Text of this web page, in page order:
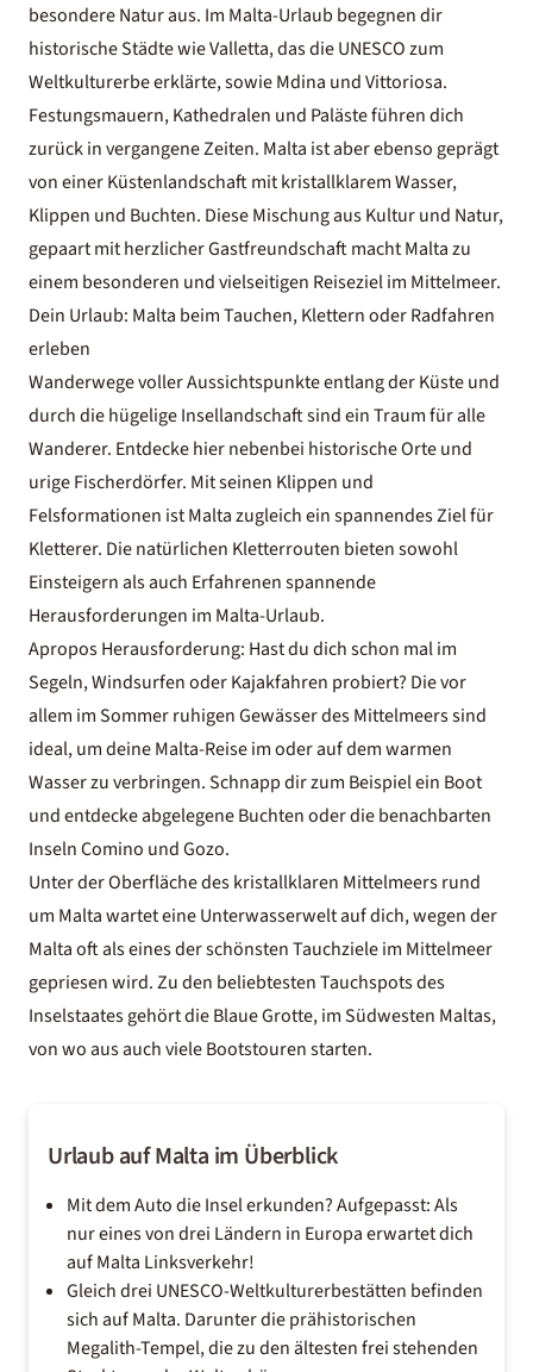
besondere Natur aus. Im Malta-Urlaub begegnen dir
historische Städte wie Valletta, das die UNESCO zum
Weltkulturerbe erklärte, sowie Mdina und Vittoriosa.
Festungsmauern, Kathedralen und Paläste führen dich
zurück in vergangene Zeiten. Malta ist aber ebenso geprägt
von einer Küstenlandschaft mit kristallklarem Wasser,
Klippen und Buchten. Diese Mischung aus Kultur und Natur,
gepaart mit herzlicher Gastfreundschaft macht Malta zu
einem besonderen und vielseitigen Reiseziel im Mittelmeer.
Dein Urlaub: Malta beim Tauchen, Klettern oder Radfahren
erleben
Wanderwege voller Aussichtspunkte entlang der Küste und
durch die hügelige Insellandschaft sind ein Traum für alle
Wanderer. Entdecke hier nebenbei historische Orte und
urige Fischerdörfer. Mit seinen Klippen und
Felsformationen ist Malta zugleich ein spannendes Ziel für
Kletterer. Die natürlichen Kletterrouten bieten sowohl
Einsteigern als auch Erfahrenen spannende
Herausforderungen im Malta-Urlaub.
Apropos Herausforderung: Hast du dich schon mal im
Segeln, Windsurfen oder Kajakfahren probiert? Die vor
allem im Sommer ruhigen Gewässer des Mittelmeers sind
ideal, um deine Malta-Reise im oder auf dem warmen
Wasser zu verbringen. Schnapp dir zum Beispiel ein Boot
und entdecke abgelegene Buchten oder die benachbarten
Inseln Comino und Gozo.
Unter der Oberfläche des kristallklaren Mittelmeers rund
um Malta wartet eine Unterwasserwelt auf dich, wegen der
Malta oft als eines der schönsten Tauchziele im Mittelmeer
gepriesen wird. Zu den beliebtesten Tauchspots des
Inselstaates gehört die Blaue Grotte, im Südwesten Maltas,
von wo aus auch viele Bootstouren starten.
Urlaub auf Malta im Überblick
Mit dem Auto die Insel erkunden? Aufgepasst: Als
nur eines von drei Ländern in Europa erwartet dich
auf Malta Linksverkehr!
Gleich drei UNESCO-Weltkulturerbestätten befinden
sich auf Malta. Darunter die prähistorischen
Megalith-Tempel, die zu den ältesten frei stehenden